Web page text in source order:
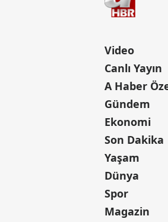
Video
Canlı Yayın
A Haber
Gündem
Ekonomi
Son Dakika
Yaşam
Dünya
Spor
Magazin